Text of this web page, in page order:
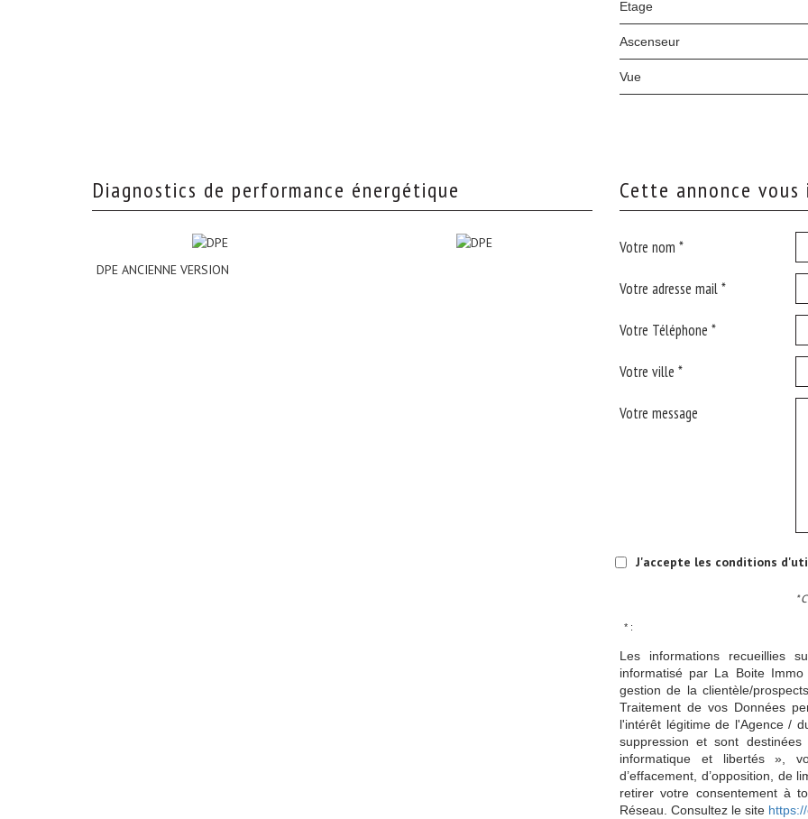
Etage
Ascenseur
Vue
diagnostics de performance énergétique
DPE ANCIENNE VERSION
cette annonce
Votre nom *
Votre adresse mail *
Votre Téléphone *
Votre ville *
Votre message
J'accepte les conditions
*
* :
Les informations recueillies
informatisé par La Boite
gestion de la clientèle/
Traitement de vos Données
l'intérêt légitime de l'Agence /
suppression et sont
informatique et libertés »,
d’effacement, d’opposition, de
retirer votre consentement à
Réseau. Consultez le site